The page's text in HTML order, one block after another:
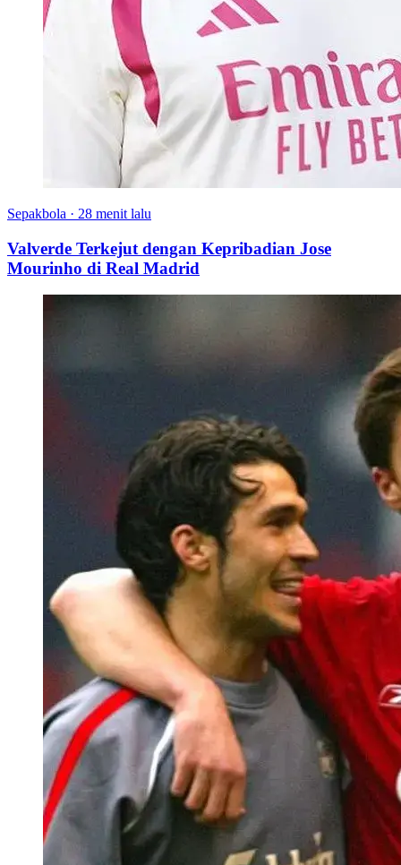
Sepakbola · 28 menit lalu
Valverde Terkejut dengan Kepribadian Jose
Mourinho di Real Madrid